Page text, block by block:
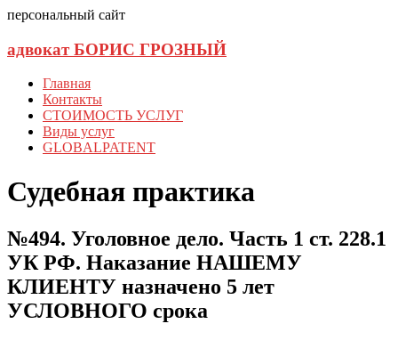
персональный сайт
адвокат БОРИС ГРОЗНЫЙ
Главная
Контакты
СТОИМОСТЬ УСЛУГ
Виды услуг
GLOBALPATENT
Судебная практика
№494. Уголовное дело. Часть 1 ст. 228.1
УК РФ. Наказание НАШЕМУ
КЛИЕНТУ назначено 5 лет
УСЛОВНОГО срока